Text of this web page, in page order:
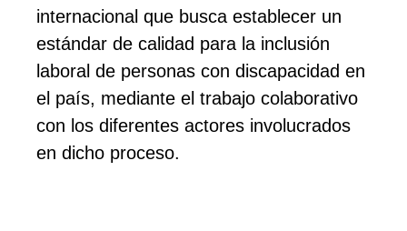
internacional que busca establecer un
estándar de calidad para la inclusión
laboral de personas con discapacidad en
el país, mediante el trabajo colaborativo
con los diferentes actores involucrados
en dicho proceso.